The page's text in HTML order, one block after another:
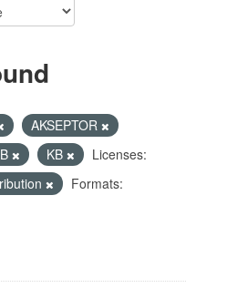
AKSEPTOR
KB
Licenses:
Formats: